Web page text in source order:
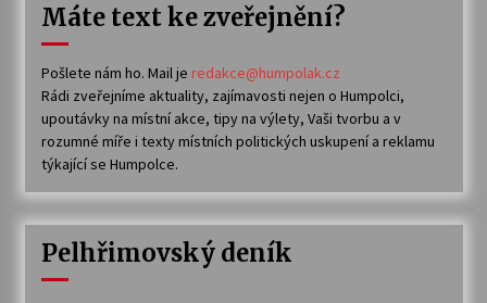
Máte text ke zveřejnění?
Pošlete nám ho. Mail je redakce@humpolak.cz
Rádi zveřejníme aktuality, zajímavosti nejen o Humpolci,
upoutávky na místní akce, tipy na výlety, Vaši tvorbu a v
rozumné míře i texty místních politických uskupení a reklamu
týkající se Humpolce.
Pelhřimovský deník